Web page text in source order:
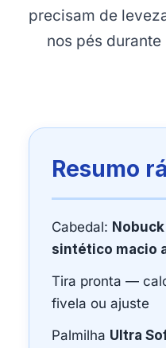
precisam de
nos pés
Resumo
Cabedal:
sintético macio
Tira pronta —
fivela ou ajuste
Palmilha Ultra